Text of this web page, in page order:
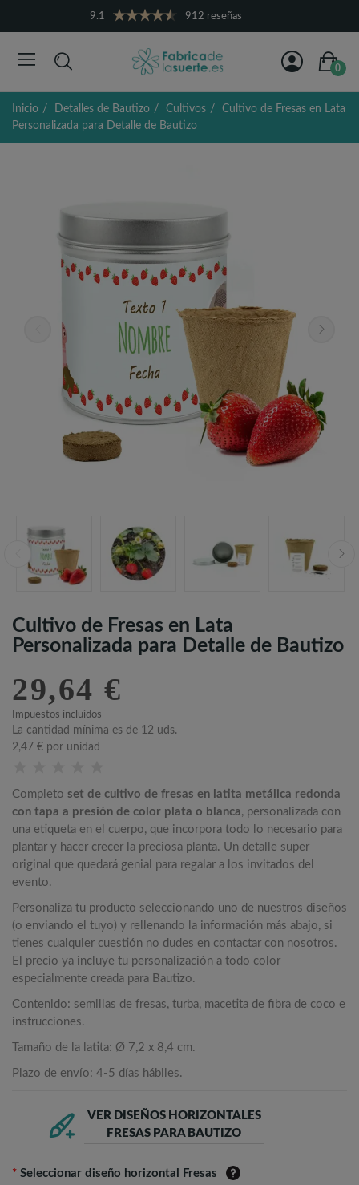
9.1 912 reseñas
0
Inicio Detalles de Bautizo Cultivos
Cultivo de Fresas en Lata
Personalizada para Detalle de Bautizo
Cultivo de Fresas en Lata
Personalizada para Detalle de Bautizo
29,64 €
Impuestos incluidos
La cantidad mínima es de 12 uds.
2,47 € por unidad
Completo set de cultivo de fresas en latita metálica redonda
con tapa a presión de color plata o blanca, personalizada con
una etiqueta en el cuerpo, que incorpora todo lo necesario para
plantar y hacer crecer la preciosa planta. Un detalle super
original que quedará genial para regalar a los invitados del
evento.
Personaliza tu producto seleccionando uno de nuestros diseños
(o enviando el tuyo) y rellenando la información más abajo, si
tienes cualquier cuestión no dudes en contactar con nosotros.
El precio ya incluye tu personalización a todo color
especialmente creada para Bautizo.
Contenido: semillas de fresas, turba, macetita de fibra de coco e
instrucciones.
Tamaño de la latita: Ø 7,2 x 8,4 cm.
Plazo de envío: 4-5 días hábiles.
VER DISEÑOS HORIZONTALES
FRESAS PARA BAUTIZO
* Seleccionar diseño horizontal Fresas